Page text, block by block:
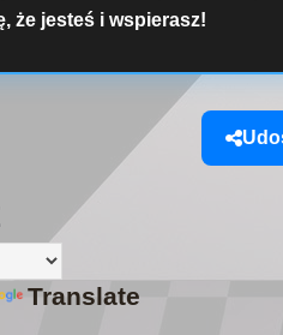
że jesteś i wspierasz!
Translate